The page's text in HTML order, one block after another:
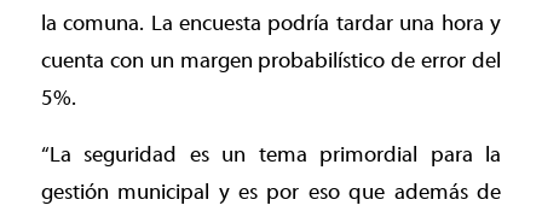
la comuna. La encuesta podría tardar una hora y
cuenta con un margen probabilístico de error del
5%.
“La seguridad es un tema primordial para la
gestión municipal y es por eso que además de